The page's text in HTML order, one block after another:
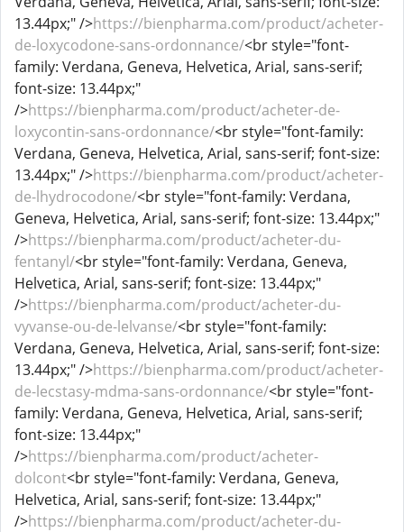
13.44px;" />https://bienpharma.com/product/acheter-
de-loxycodone-sans-ordonnance/<br style="font-
family: Verdana, Geneva, Helvetica, Arial, sans-serif;
font-size: 13.44px;"
/>https://bienpharma.com/product/acheter-de-
loxycontin-sans-ordonnance/<br style="font-family:
Verdana, Geneva, Helvetica, Arial, sans-serif; font-size:
13.44px;" />https://bienpharma.com/product/acheter-
de-lhydrocodone/<br style="font-family: Verdana,
Geneva, Helvetica, Arial, sans-serif; font-size: 13.44px;"
/>https://bienpharma.com/product/acheter-du-
fentanyl/<br style="font-family: Verdana, Geneva,
Helvetica, Arial, sans-serif; font-size: 13.44px;"
/>https://bienpharma.com/product/acheter-du-
vyvanse-ou-de-lelvanse/<br style="font-family:
Verdana, Geneva, Helvetica, Arial, sans-serif; font-size:
13.44px;" />https://bienpharma.com/product/acheter-
de-lecstasy-mdma-sans-ordonnance/<br style="font-
family: Verdana, Geneva, Helvetica, Arial, sans-serif;
font-size: 13.44px;"
/>https://bienpharma.com/product/acheter-
dolcont<br style="font-family: Verdana, Geneva,
Helvetica, Arial, sans-serif; font-size: 13.44px;"
/>https://bienpharma.com/product/acheter-du-